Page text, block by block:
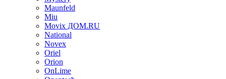
Maunfeld
Miu
Movix ДОМ.RU
National
Novex
Oriel
Orion
OnLime